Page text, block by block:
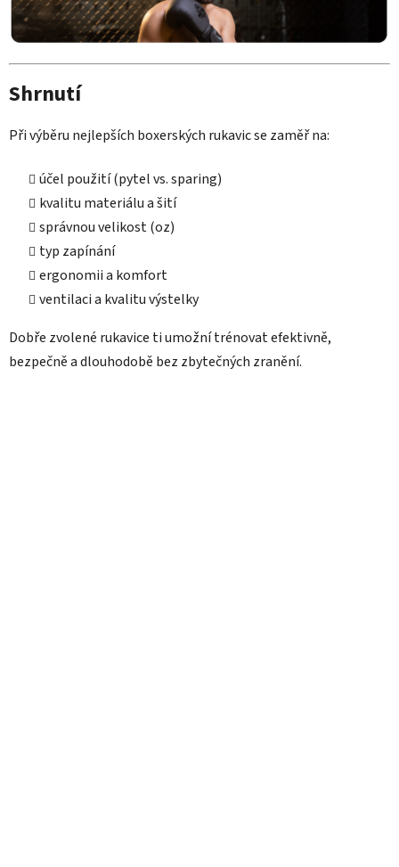
Shrnutí
Při výběru nejlepších boxerských rukavic se zaměř na:
účel použití (pytel vs. sparing)
kvalitu materiálu a šití
správnou velikost (oz)
typ zapínání
ergonomii a komfort
ventilaci a kvalitu výstelky
Dobře zvolené rukavice ti umožní trénovat efektivně,
bezpečně a dlouhodobě bez zbytečných zranění.